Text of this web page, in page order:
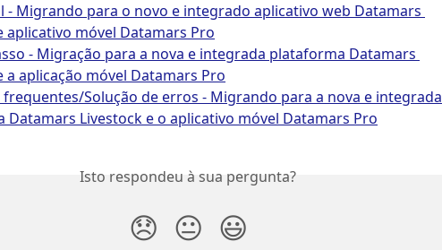
- Migrando para o novo e integrado aplicativo web Datamars
aplicativo móvel Datamars Pro
- Migração para a nova e integrada plataforma Datamars
a aplicação móvel Datamars Pro
Solução de erros - Migrando para a nova e integrada
Datamars Livestock e o aplicativo móvel Datamars Pro
Isto respondeu à sua pergunta?
😞 😐 😃